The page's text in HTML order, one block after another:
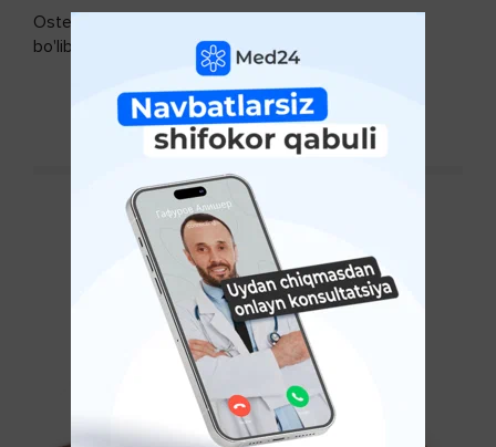
Osteoartroz - bo'g'imlarning keng tarqalgan kasalligi
bo'lib, so'ngi paytda osteoartroz kasalligi sonining
ko'payishi tendentsiyasi mavjud...
DAVOMINI O'QISH